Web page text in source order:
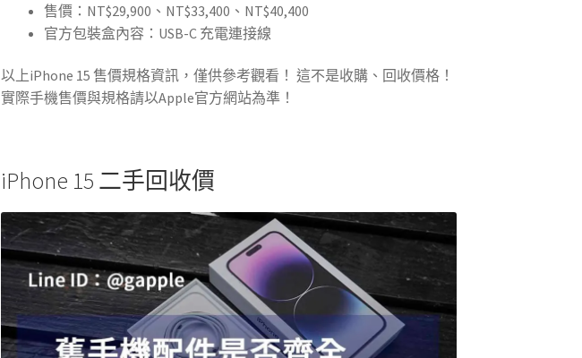
售價：NT$29,900、NT$33,400、NT$40,400
官方包裝盒內容：USB-C 充電連接線
以上iPhone 15 售價規格資訊，僅供參考觀看！ 這不是收購、回收價格！
實際手機售價與規格請以Apple官方網站為準！
iPhone 15 二手回收價